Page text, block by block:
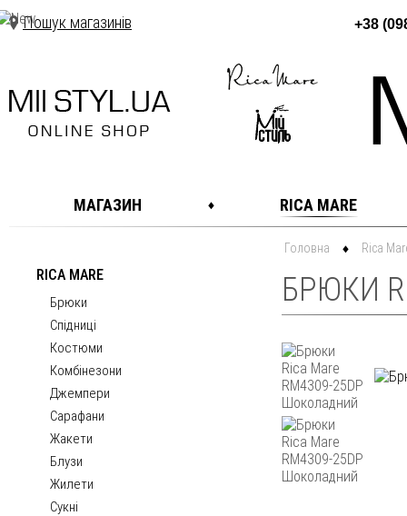
Пошук магазинів +38
МАГАЗИН RICA MARE
RICA MARE
Брюки
Спідниці
Костюми
Комбінезони
Джемпери
Сарафани
Жакети
Блузи
Жилети
Сукні
Головна Rica
БРЮКИ